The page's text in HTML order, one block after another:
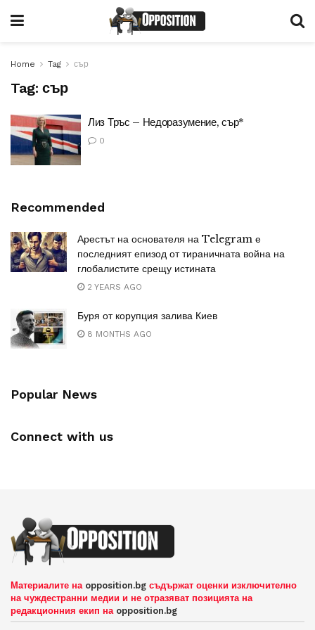
Home Tag сър
Tag: сър
Лиз Тръс – Недоразумение, сър*
0
Recommended
Арестът на основателя на Telegram е
последният епизод от тираничната война на
глобалистите срещу истината
2 YEARS AGO
Буря от корупция залива Киев
8 MONTHS AGO
Popular News
Connect with us
Материалите на opposition.bg съдържат оценки изключително
на чуждестранни медии и не отразяват позицията на
редакционния екип на opposition.bg